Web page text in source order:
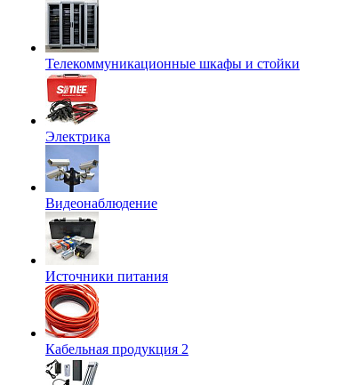
Телекоммуникационные шкафы и стойки
Электрика
Видеонаблюдение
Источники питания
Кабельная продукция 2